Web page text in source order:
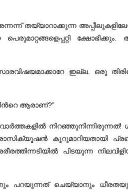
തയ്യാറാക്കുന്ന
ഇല്ല. ഒരു
ആരാണ്‌?”
നിറഞ്ഞുനിന്നിരുന്നത്‌!
കൂറുമാറിയതായി
പിടയുന്ന
പറയുന്നത്‌ ചെയ്യാനും